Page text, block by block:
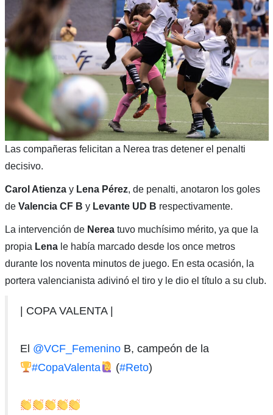
Las compañeras felicitan a Nerea tras detener el penalti
decisivo.
Carol Atienzay Lena Pérez, de penalti, anotaron los goles
deValencia CF B yLevante UD B respectivamente.
La intervención de Nereatuvo muchísimo mérito, ya que la
propia Lenale había marcado desde los once metros
durante los noventa minutos de juego. En esta ocasión, la
portera valencianista adivinó el tiro y le dio el título a su club.
| COPA VALENTA |
El @VCF_FemeninoB, campeón de la
#CopaValenta
(#Reto)